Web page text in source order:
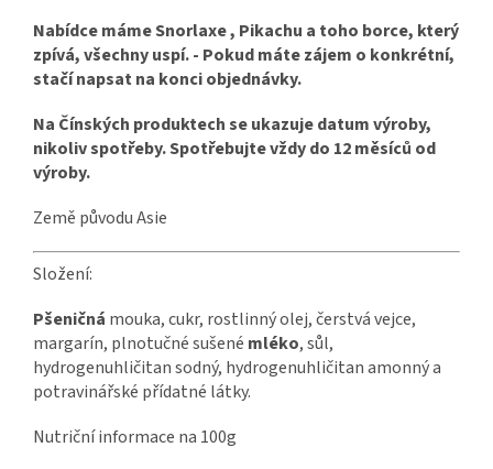
Nabídce máme Snorlaxe , Pikachu a toho borce, který
zpívá, všechny uspí. - Pokud máte zájem o konkrétní,
stačí napsat na konci objednávky.
Na Čínských produktech se ukazuje datum výroby,
nikoliv spotřeby. Spotřebujte vždy do 12 měsíců od
výroby.
Země původu Asie
Složení:
Pšeničná mouka, cukr, rostlinný olej, čerstvá vejce,
margarín, plnotučné sušené mléko, sůl,
hydrogenuhličitan sodný, hydrogenuhličitan amonný a
potravinářské přídatné látky.
Nutriční informace na 100g